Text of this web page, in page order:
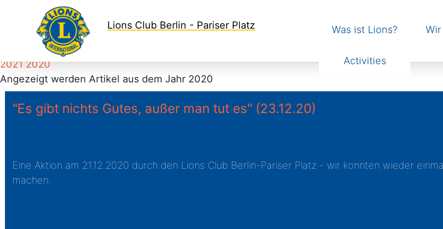
Lions Club Berlin - Pariser Platz Was ist Lions?
Activities
2021 2020
Angezeigt werden Artikel aus dem Jahr 2020
"Es gibt nichts Gutes, außer man tut es" (23.12.20)
Eine Aktion am 21.12.2020 durch den Lions Club Berlin-Pariser Platz - wir konnten wieder
machen.